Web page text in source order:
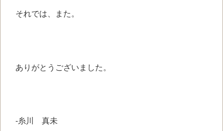
それでは、また。
ありがとうございました。
-糸川 真未